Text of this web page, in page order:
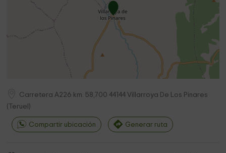
Carretera A226 km. 58,700 44144 Villarroya De Los Pinares
(
Teruel )
Compartir ubicación Generar ruta